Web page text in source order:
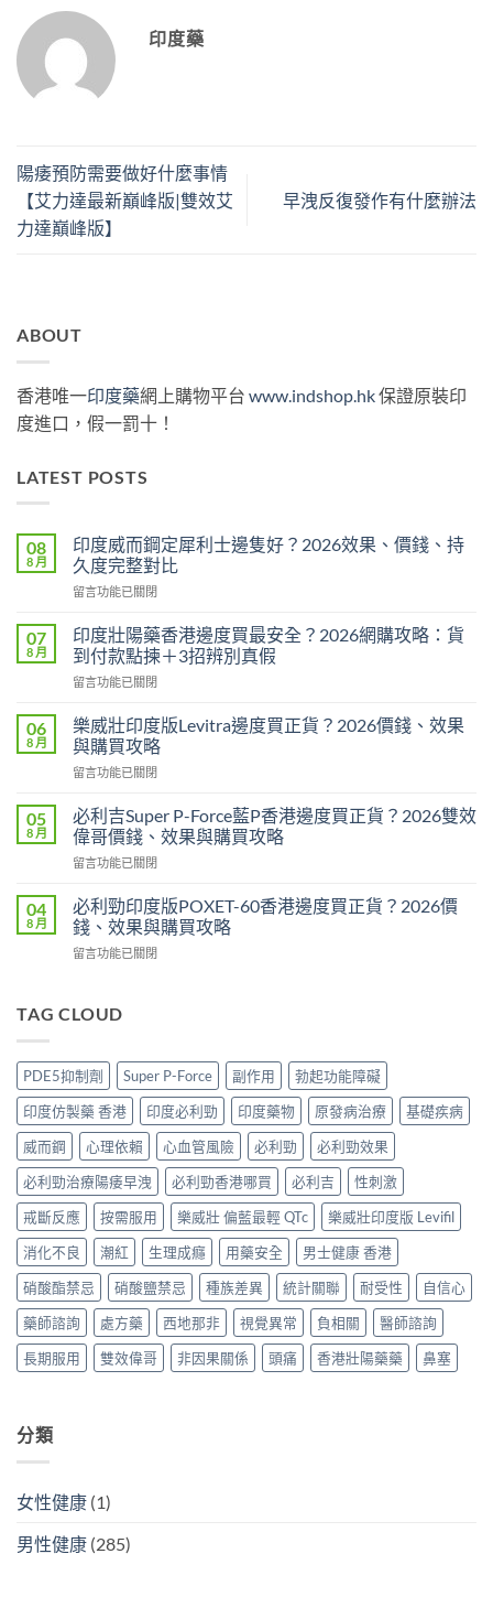
印度藥
陽痿預防需要做好什麼事情
【艾力達最新巔峰版|雙效艾
力達巔峰版】
早洩反復發作有什麼辦法
ABOUT
香港唯一印度藥網上購物平台 www.indshop.hk保證原裝印
度進口，假一罰十！
LATEST POSTS
08
8 月
印度威而鋼定犀利士邊隻好？2026效果、價錢、持
久度完整對比
在
度
威
而
鋼
犀
利
士
邊
好？
2026
果、
錢、
持
久
對
中
留言功能已關閉
07
8 月
印度壯陽藥香港邊度買最安全？2026網購攻略：貨
到付款點揀＋3招辨別真假
在
度
壯
陽
藥
港
邊
度
買
安
全？
網
略：
付
款
點
揀
3
招
辨
別
真
假〉
中
留言功能已關閉
06
8 月
樂威壯印度版Levitra邊度買正貨？2026價錢、效果
與購買攻略
在
威
壯
印
度
Levitra
邊
度
買
2026
效
果
與
購
攻
略〉
中
留言功能已關閉
05
8 月
必利吉Super P-Force藍P香港邊度買正貨？2026雙效
偉哥價錢、效果與購買攻略
在
利
吉
Super
P-
P
邊
度
買
正
貨？
2026
雙
效
偉
哥
價
錢、
效
果
與
購
買
留言功能已關閉
04
8 月
必利勁印度版POXET-60香港邊度買正貨？2026價
錢、效果與購買攻略
在
勁
版
POXET-
60
香
港
邊
度
買
正
貨？
2026
價
錢、
效
果
與
購
留言功能已關閉
TAG CLOUD
PDE5抑制劑 Super P-Force 副作用
勃起功能障礙
印度仿製藥 香港
印度必利勁 印度藥物 原發病治療
基礎疾病
威而鋼
心理依賴 心血管風險 必利勁
必利勁效果
必利勁治療陽痿早洩
必利勁香港哪買 必利吉
性刺激
戒斷反應
按需服用 樂威壯 偏藍最輕 QTc
樂威壯印度版 Levifil
消化不良
潮紅 生理成癮 用藥安全
男士健康 香港
硝酸酯禁忌
硝酸鹽禁忌 種族差異 統計關聯 耐受性
自信心
藥師諮詢
處方藥 西地那非 視覺異常 負相關
醫師諮詢
長期服用
雙效偉哥 非因果關係 頭痛 香港壯陽藥藥 鼻塞
分類
女性健康 (1)
男性健康 (285)